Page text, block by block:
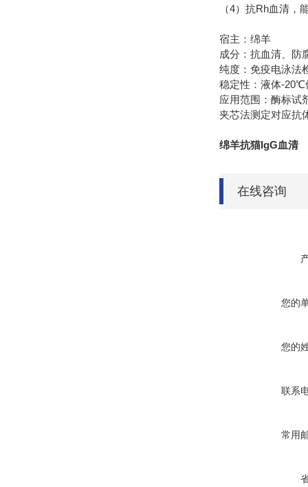
（4）抗Rh血清，
宿主：绵羊
成分：抗血清、防
纯度：免疫电泳法
稳定性：液体-20℃
应用范围：酶标试
夹芯法测定对应抗
绵羊抗猫IgG血清
在线咨询
您的
您的
联系
常用